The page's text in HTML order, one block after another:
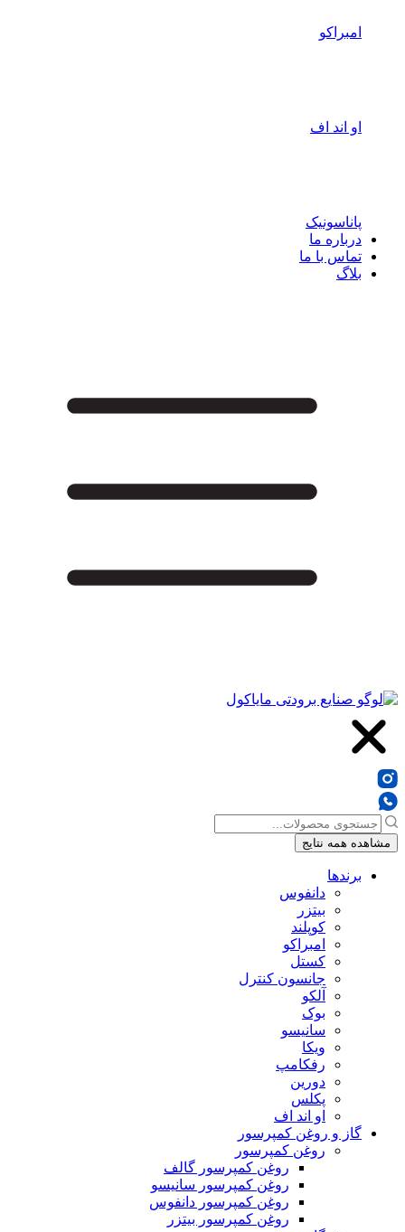
امبراکو
او اند اف
پاناسونیک
درباره ما
تماس با ما
بلاگ
جستجو
...مشاهده همه نتایج
برندها
دانفوس
بیتزر
کوپلند
امبراکو
کستل
جانسون کنترل
آلکو
بوک
سانیسو
ویکا
رفکامپ
دورین
پکلس
او اند اف
گاز و روغن کمپرسور
روغن کمپرسور
روغن کمپرسور گالف
روغن کمپرسور سانیسو
روغن کمپرسور دانفوس
روغن کمپرسور بیتزر